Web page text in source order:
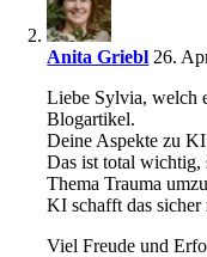
Anita Griebl 26.
Liebe Sylvia, welch
Blogartikel.
Deine Aspekte zu
Das ist total wichtig,
Thema Trauma
KI schafft das sicher
Viel Freude und